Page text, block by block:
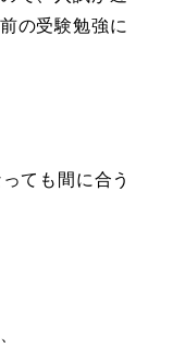
の受験勉強に
ても間に合う